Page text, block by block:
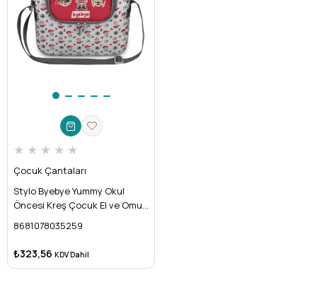
★ ★ ★ ★ ★
Çocuk Çantaları
Stylo Byebye Yummy Okul
Öncesi Kreş Çocuk El ve Omuz
KORSAN )
8681078035259
₺323,56 KDV Dahil